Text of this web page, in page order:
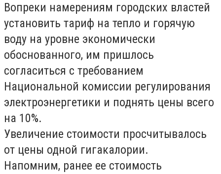
Вопреки намерениям городских властей
установить тариф на тепло и горячую
воду на уровне экономически
обоснованного, им пришлось
согласиться с требованием
Национальной комиссии регулирования
электроэнергетики и поднять цены всего
на 10%.
Увеличение стоимости просчитывалось
от цены одной гигакалории.
Напомним, ранее ее стоимость